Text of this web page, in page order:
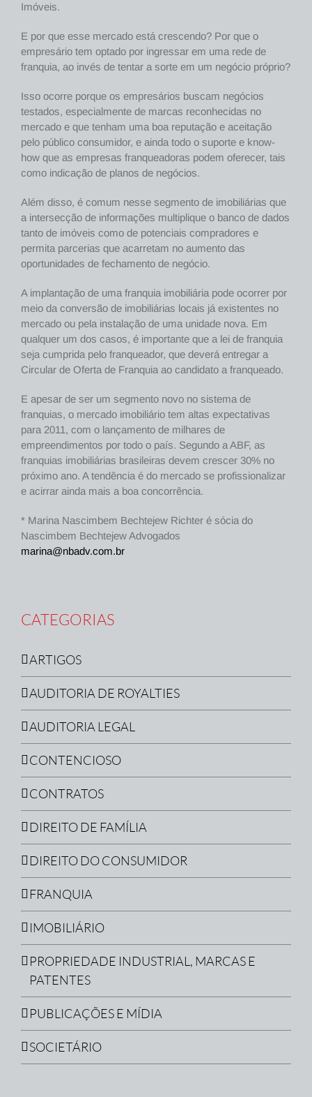
Imóveis.
E por que esse mercado está crescendo? Por que o
empresário tem optado por ingressar em uma rede de
franquia, ao invés de tentar a sorte em um negócio próprio?
Isso ocorre porque os empresários buscam negócios
testados, especialmente de marcas reconhecidas no
mercado e que tenham uma boa reputação e aceitação
pelo público consumidor, e ainda todo o suporte e know-
how que as empresas franqueadoras podem oferecer, tais
como indicação de planos de negócios.
Além disso, é comum nesse segmento de imobiliárias que
a intersecção de informações multiplique o banco de dados
tanto de imóveis como de potenciais compradores e
permita parcerias que acarretam no aumento das
oportunidades de fechamento de negócio.
A implantação de uma franquia imobiliária pode ocorrer por
meio da conversão de imobiliárias locais já existentes no
mercado ou pela instalação de uma unidade nova. Em
qualquer um dos casos, é importante que a lei de franquia
seja cumprida pelo franqueador, que deverá entregar a
Circular de Oferta de Franquia ao candidato a franqueado.
E apesar de ser um segmento novo no sistema de
franquias, o mercado imobiliário tem altas expectativas
para 2011, com o lançamento de milhares de
empreendimentos por todo o país. Segundo a ABF, as
franquias imobiliárias brasileiras devem crescer 30% no
próximo ano. A tendência é do mercado se profissionalizar
e acirrar ainda mais a boa concorrência.
* Marina Nascimbem Bechtejew Richter é sócia do
Nascimbem Bechtejew Advogados
marina@nbadv.com.br
CATEGORIAS
ARTIGOS
AUDITORIA DE ROYALTIES
AUDITORIA LEGAL
CONTENCIOSO
CONTRATOS
DIREITO DE FAMÍLIA
DIREITO DO CONSUMIDOR
FRANQUIA
IMOBILIÁRIO
PROPRIEDADE INDUSTRIAL, MARCAS E
PATENTES
PUBLICAÇÕES E MÍDIA
SOCIETÁRIO